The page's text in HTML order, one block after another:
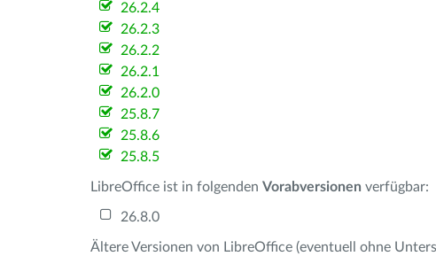
26.2.4
26.2.3
26.2.2
26.2.1
26.2.0
25.8.7
25.8.6
25.8.5
LibreOffice ist in folgenden Vorabversionen verfügbar:
26.8.0
Ältere Versionen von LibreOffice (eventuell ohne